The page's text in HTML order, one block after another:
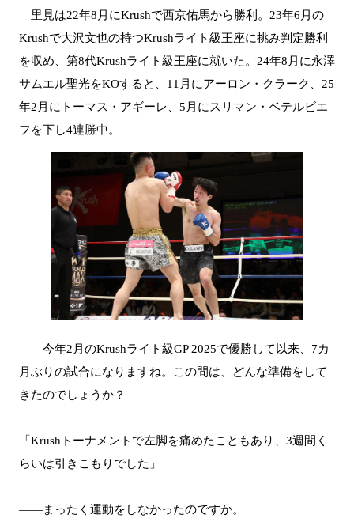
里見は22年8月にKrushで西京佑馬から勝利。23年6月の
Krushで大沢文也の持つKrushライト級王座に挑み判定勝利
を収め、第8代Krushライト級王座に就いた。24年8月に永澤
サムエル聖光をKOすると、11月にアーロン・クラーク、25
年2月にトーマス・アギーレ、5月にスリマン・ベテルビエ
フを下し4連勝中。
――今年2月のKrushライト級GP 2025で優勝して以来、7カ
月ぶりの試合になりますね。この間は、どんな準備をして
きたのでしょうか？
「Krushトーナメントで左脚を痛めたこともあり、3週間く
らいは引きこもりでした」
――まったく運動をしなかったのですか。